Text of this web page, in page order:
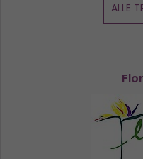
ALLE